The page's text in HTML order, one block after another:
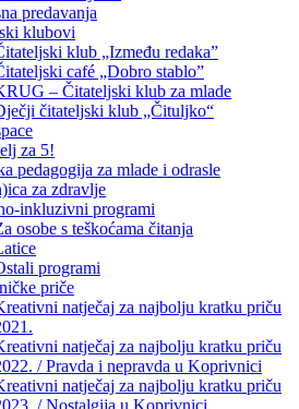
predavanja
klubovi
klub „Između redaka”
café „Dobro stablo”
– Čitateljski klub za mlade
čitateljski klub „Čituljko“
za 5!
pedagogija za mlade i odrasle
za zdravlje
inkluzivni programi
osobe s teškoćama čitanja
programi
priče
natječaj za najbolju kratku priču
natječaj za najbolju kratku priču
/ Pravda i nepravda u Koprivnici
natječaj za najbolju kratku priču